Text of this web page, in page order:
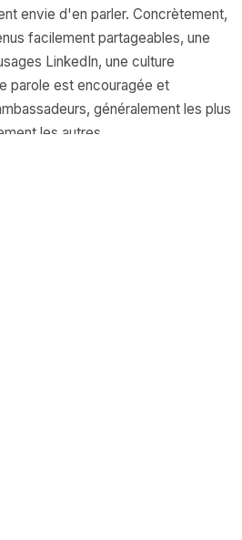
envie d'en parler. Concrètement,
facilement partageables, une
LinkedIn, une culture
parole est encouragée et
généralement les plus
les autres.